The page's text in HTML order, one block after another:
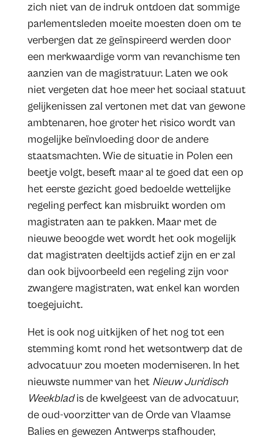
zich niet van de indruk ontdoen dat sommige
parlementsleden moeite moesten doen om te
verbergen dat ze geïnspireerd werden door
een merkwaardige vorm van revanchisme ten
aanzien van de magistratuur. Laten we ook
niet vergeten dat hoe meer het sociaal statuut
gelijkenissen zal vertonen met dat van gewone
ambtenaren, hoe groter het risico wordt van
mogelijke beïnvloeding door de andere
staatsmachten. Wie de situatie in Polen een
beetje volgt, beseft maar al te goed dat een op
het eerste gezicht goed bedoelde wettelijke
regeling perfect kan misbruikt worden om
magistraten aan te pakken. Maar met de
nieuwe beoogde wet wordt het ook mogelijk
dat magistraten deeltijds actief zijn en er zal
dan ook bijvoorbeeld een regeling zijn voor
zwangere magistraten, wat enkel kan worden
toegejuicht.
Het is ook nog uitkijken of het nog tot een
stemming komt rond het wetsontwerp dat de
advocatuur zou moeten moderniseren. In het
nieuwste nummer van het Nieuw Juridisch
Weekbladis de kwelgeest van de advocatuur,
de oud-voorzitter van de Orde van Vlaamse
Balies en gewezen Antwerps stafhouder,